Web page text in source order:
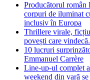
Producătorul român
corpuri de iluminat
inclusiv în Europa
Thrillere virale,
povești care
10 lucruri
Emmanuel Carrère
Line-up-ul complet
weekend din vară